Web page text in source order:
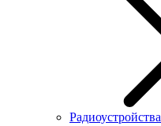
Радиоустройства